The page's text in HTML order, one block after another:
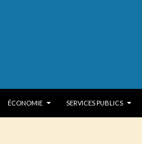
ÉCONOMIE SERVICES PUBLICS